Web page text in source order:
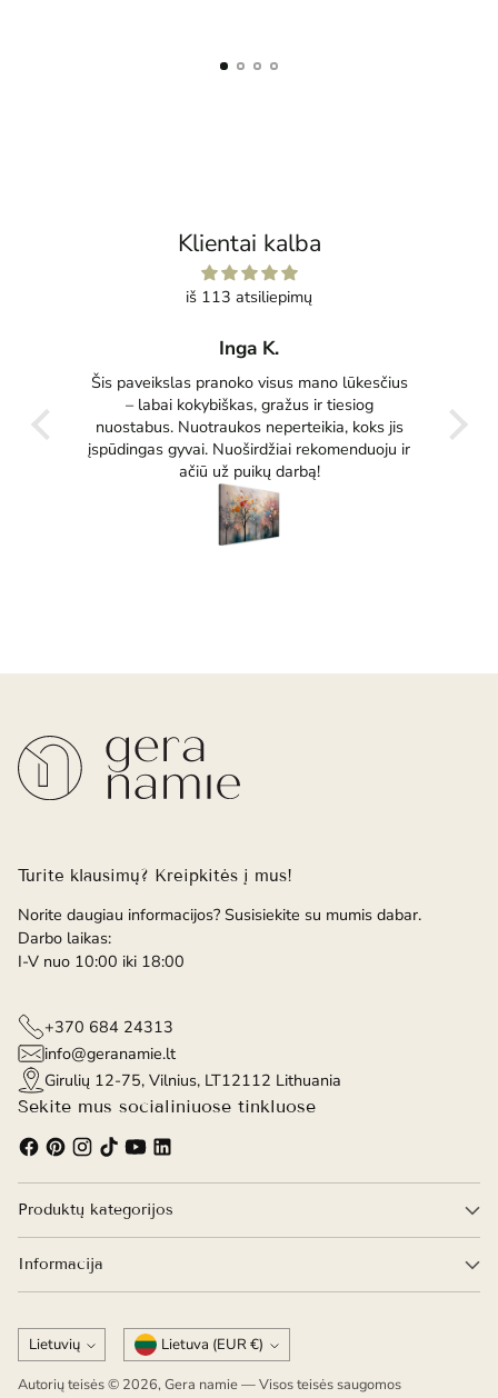
Klientai kalba
iš 113 atsiliepimų
Inga K.
Šis paveikslas pranoko visus mano lūkesčius
– labai kokybiškas, gražus ir tiesiog
nuostabus. Nuotraukos neperteikia, koks jis
įspūdingas gyvai. Nuoširdžiai rekomenduoju ir
ačiū už puikų darbą!
Turite klausimų? Kreipkitės į mus!
Norite daugiau informacijos? Susisiekite su mumis dabar.
Darbo laikas:
I-V nuo 10:00 iki 18:00
+370 684 24313
info@geranamie.lt
Girulių 12-75, Vilnius, LT12112 Lithuania
Sekite mus socialiniuose tinkluose
Produktų kategorijos
Informacija
Kalba
Lietuvių Valiuta
Lietuva (EUR €)
Autorių teisės © 2026, Gera namie— Visos teisės saugomos